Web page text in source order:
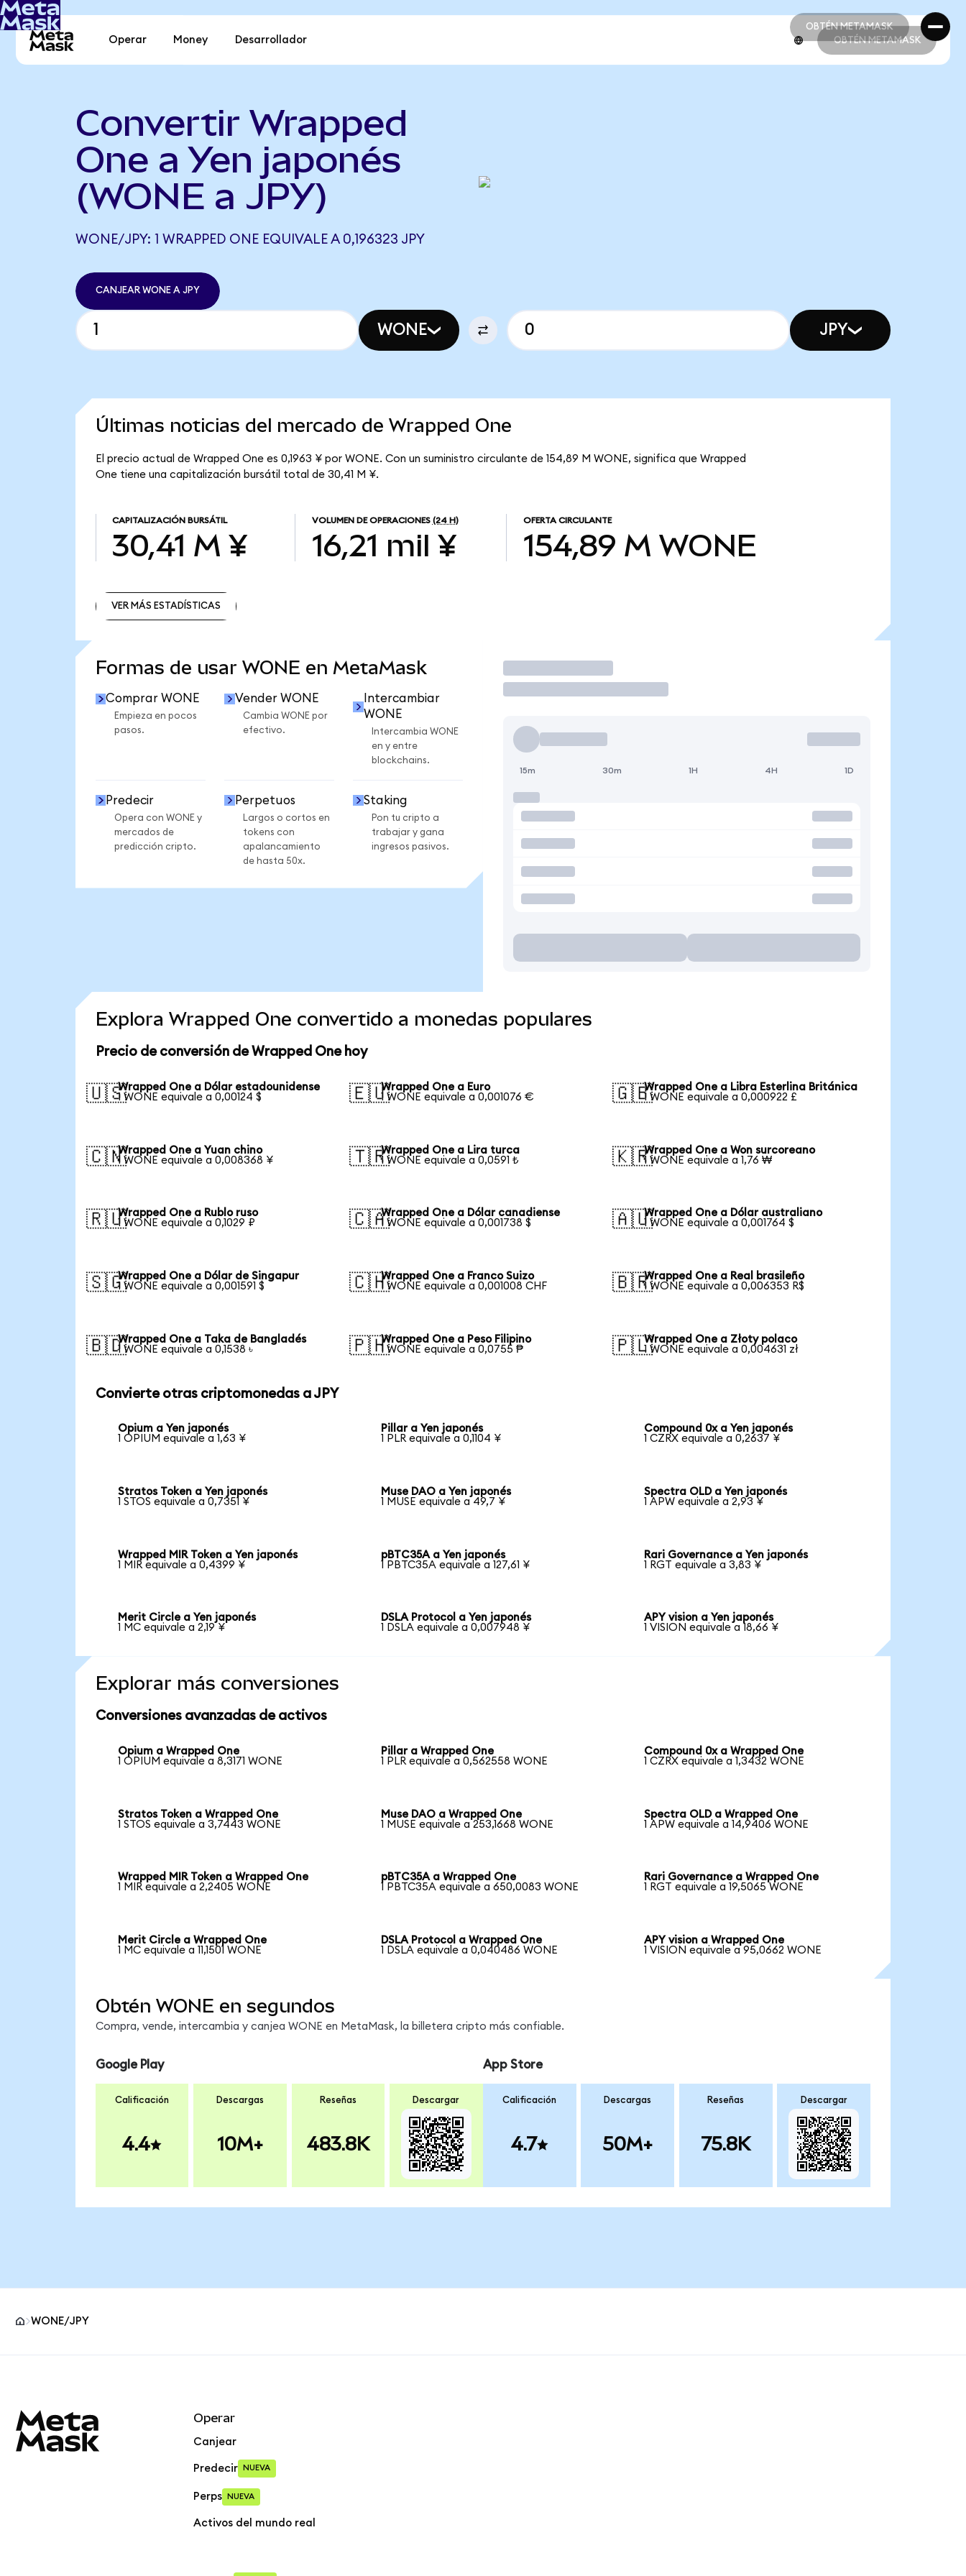
OBTÉN METAMASK
OBTÉN METAMASK
Operar Money Desarrollador OBTÉN METAMASK
Convertir Wrapped
One a Yen japonés
(WONE a JPY)
WONE/JPY: 1 WRAPPED ONE EQUIVALE A 0,196323 JPY
CANJEAR WONE A JPY
WONE JPY
Últimas noticias del mercado de Wrapped One
El precio actual de Wrapped One es 0,1963 ¥ por WONE. Con un suministro circulante de 154,89 M WONE, significa que Wrapped
One tiene una capitalización bursátil total de 30,41 M ¥.
CAPITALIZACIÓN BURSÁTIL
30,41 M ¥
VOLUMEN DE OPERACIONES (24 H)
16,21 mil ¥
OFERTA CIRCULANTE
154,89 M WONE
VER MÁS ESTADÍSTICAS
Formas de usar WONE en MetaMask
Comprar WONE
Empieza en pocos
pasos.
Vender WONE
Cambia WONE por
efectivo.
Intercambiar
WONE
Intercambia WONE
en y entre
blockchains.
Predecir
Opera con WONE y
mercados de
predicción cripto.
Perpetuos
Largos o cortos en
tokens con
apalancamiento
de hasta 50x.
Staking
Pon tu cripto a
trabajar y gana
ingresos pasivos.
Operar
15m 30m 1H 4H 1D
Explora Wrapped One convertido a monedas populares
Precio de conversión de Wrapped One hoy
🇺🇸Wrapped One a Dólar estadounidense
1 WONE equivale a 0,00124 $
🇪🇺Wrapped One a Euro
1 WONE equivale a 0,001076 €
🇬🇧Wrapped One a Libra Esterlina Británica
1 WONE equivale a 0,000922 £
🇨🇳Wrapped One a Yuan chino
1 WONE equivale a 0,008368 ¥
🇹🇷Wrapped One a Lira turca
1 WONE equivale a 0,0591 ₺
🇰🇷Wrapped One a Won surcoreano
1 WONE equivale a 1,76 ₩
🇷🇺Wrapped One a Rublo ruso
1 WONE equivale a 0,1029 ₽
🇨🇦Wrapped One a Dólar canadiense
1 WONE equivale a 0,001738 $
🇦🇺Wrapped One a Dólar australiano
1 WONE equivale a 0,001764 $
🇸🇬Wrapped One a Dólar de Singapur
1 WONE equivale a 0,001591 $
🇨🇭Wrapped One a Franco Suizo
1 WONE equivale a 0,001008 CHF
🇧🇷Wrapped One a Real brasileño
1 WONE equivale a 0,006353 R$
🇧🇩Wrapped One a Taka de Bangladés
1 WONE equivale a 0,1538 ৳
🇵🇭Wrapped One a Peso Filipino
1 WONE equivale a 0,0755 ₱
🇵🇱Wrapped One a Złoty polaco
1 WONE equivale a 0,004631 zł
Convierte otras criptomonedas a JPY
Opium a Yen japonés
1 OPIUM equivale a 1,63 ¥
Pillar a Yen japonés
1 PLR equivale a 0,1104 ¥
Compound 0x a Yen japonés
1 CZRX equivale a 0,2637 ¥
Stratos Token a Yen japonés
1 STOS equivale a 0,7351 ¥
Muse DAO a Yen japonés
1 MUSE equivale a 49,7 ¥
Spectra OLD a Yen japonés
1 APW equivale a 2,93 ¥
Wrapped MIR Token a Yen japonés
1 MIR equivale a 0,4399 ¥
pBTC35A a Yen japonés
1 PBTC35A equivale a 127,61 ¥
Rari Governance a Yen japonés
1 RGT equivale a 3,83 ¥
Merit Circle a Yen japonés
1 MC equivale a 2,19 ¥
DSLA Protocol a Yen japonés
1 DSLA equivale a 0,007948 ¥
APY vision a Yen japonés
1 VISION equivale a 18,66 ¥
Explorar más conversiones
Conversiones avanzadas de activos
Opium a Wrapped One
1 OPIUM equivale a 8,3171 WONE
Pillar a Wrapped One
1 PLR equivale a 0,562558 WONE
Compound 0x a Wrapped One
1 CZRX equivale a 1,3432 WONE
Stratos Token a Wrapped One
1 STOS equivale a 3,7443 WONE
Muse DAO a Wrapped One
1 MUSE equivale a 253,1668 WONE
Spectra OLD a Wrapped One
1 APW equivale a 14,9406 WONE
Wrapped MIR Token a Wrapped One
1 MIR equivale a 2,2405 WONE
pBTC35A a Wrapped One
1 PBTC35A equivale a 650,0083 WONE
Rari Governance a Wrapped One
1 RGT equivale a 19,5065 WONE
Merit Circle a Wrapped One
1 MC equivale a 11,1501 WONE
DSLA Protocol a Wrapped One
1 DSLA equivale a 0,040486 WONE
APY vision a Wrapped One
1 VISION equivale a 95,0662 WONE
Obtén WONE en segundos
Compra, vende, intercambia y canjea WONE en MetaMask, la billetera cripto más confiable.
Google Play
Calificación
4.4
Descargas
10M+
Reseñas
483.8K
Descargar
App Store
Calificación
4.7
Descargas
50M+
Reseñas
75.8K
Descargar
WONE/JPY
Operar
Canjear
Predecir NUEVA
Perps NUEVA
Activos del mundo real